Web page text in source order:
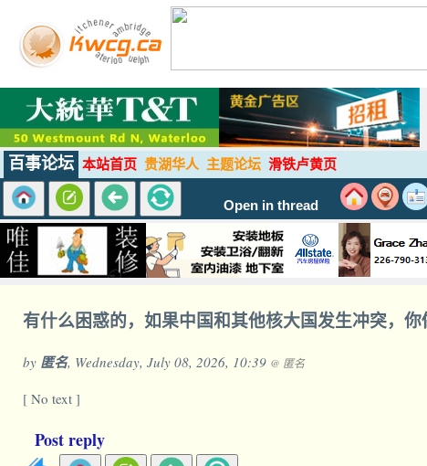
百事论坛 本站首页 贵湖华人 主题论坛 滑铁卢黄页
Open in thread
有什么困惑的，如果中国和其他核大国发生冲突，
by 匿名, Wednesday, July 08, 2026, 10:39 @ 匿名
[ No text ]
Post reply